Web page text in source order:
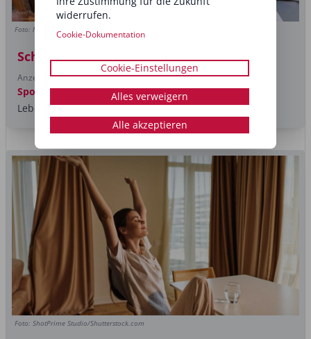
Foto: Medi-Manage Innovation
Schönheit von innen
Anzeige
Sponsored postFür Haut, Haare und Nägel in jeder
Lebensphase. Aureli Nutra Beauty
Foto: ShotPrime Studio/Shutterstock.com
widerrufen.
Cookie-Dokumentation
Cookie-Einstellungen
Alles verweigern
Alle akzeptieren